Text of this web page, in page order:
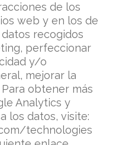
de los
web y en los de
recogidos
perfeccionar
y/o
mejorar la
obtener más
Analytics y
los datos, visite:
technologies